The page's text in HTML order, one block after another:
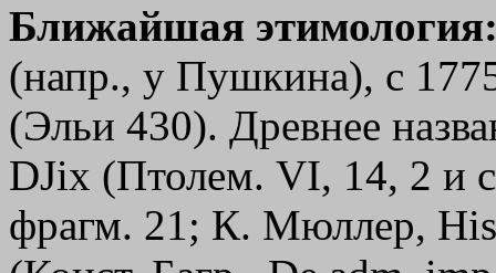
Ближайшая
(напр., у Пушкина), с
(Эльи 430). Древнее
DЈix (Птолем. VI, 14, 2 и
фрагм. 21; К. Мюллер,